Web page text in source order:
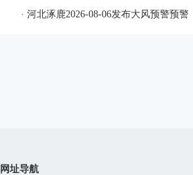
· 河北涿鹿2026-08-06发布大风预警预警
网址导航